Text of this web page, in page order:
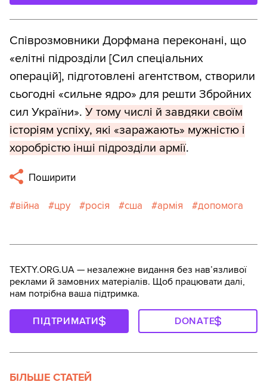
Співрозмовники Дорфмана переконані, що
«елітні підрозділи [Сил спеціальних
операцій], підготовлені агентством, створили
сьогодні «сильне ядро» для решти Збройних
сил України». У тому числі й завдяки своїм
історіям успіху, які «заражають» мужністю і
хоробрістю інші підрозділи армії.
Поширити
війна цру росія сша армія допомога
TEXTY.ORG.UA — незалежне видання без навʼязливої
реклами й замовних матеріалів. Щоб працювати далі,
нам потрібна ваша підтримка.
ПІДТРИМАТИ DONATE
БІЛЬШЕ СТАТЕЙ